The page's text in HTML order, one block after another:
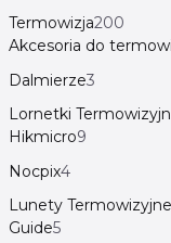
Termowizja200
Akcesoria do
Dalmierze3
Lornetki
Hikmicro9
Nocpix4
Lunety Termowizyjne
Guide5